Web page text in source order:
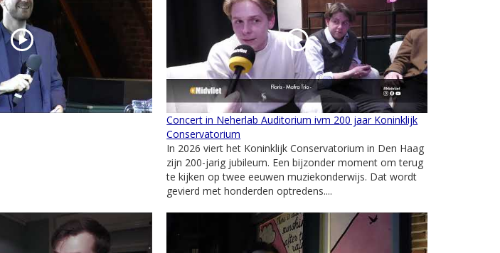
Concert in Neherlab Auditorium ivm 200 jaar Koninklijk
Conservatorium
In 2026 viert het Koninklijk Conservatorium in Den Haag
zijn 200-jarig jubileum. Een bijzonder moment om terug
te kijken op twee eeuwen muziekonderwijs. Dat wordt
gevierd met honderden optredens....